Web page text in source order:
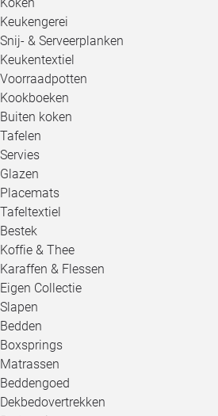
Keukengerei
Snij- & Serveerplanken
Keukentextiel
Voorraadpotten
Kookboeken
Buiten koken
Tafelen
Servies
Glazen
Placemats
Tafeltextiel
Bestek
Koffie & Thee
Karaffen & Flessen
Eigen Collectie
Slapen
Bedden
Boxsprings
Matrassen
Beddengoed
Dekbedovertrekken